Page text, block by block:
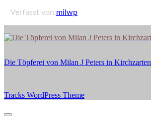
Verfasst von:milwp
Die
Milan
in
Kirchzarten
Die Töpferei von Milan J Peters in Kirchzarten
Tracks WordPress Theme